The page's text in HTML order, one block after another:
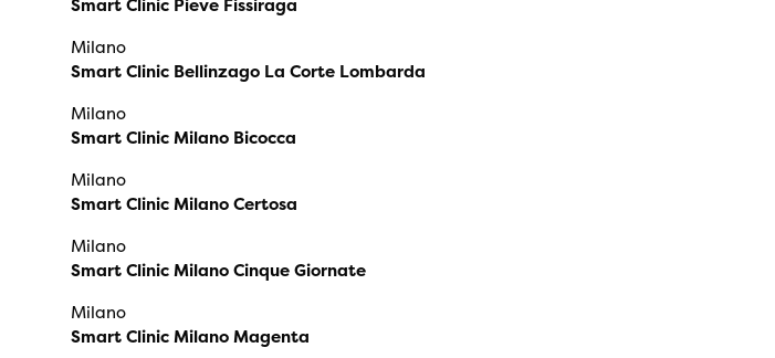
Smart Clinic Pieve Fissiraga
Milano
Smart Clinic Bellinzago La Corte Lombarda
Milano
Smart Clinic Milano Bicocca
Milano
Smart Clinic Milano Certosa
Milano
Smart Clinic Milano Cinque Giornate
Milano
Smart Clinic Milano Magenta